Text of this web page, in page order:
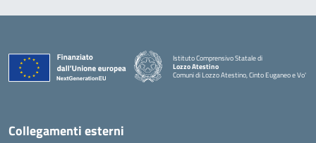
Istituto Comprensivo Statale di
Lozzo Atestino
Comuni di Lozzo Atestino, Cinto Euganeo e Vo'
— Visita la pagina iniziale della scuola
Collegamenti esterni